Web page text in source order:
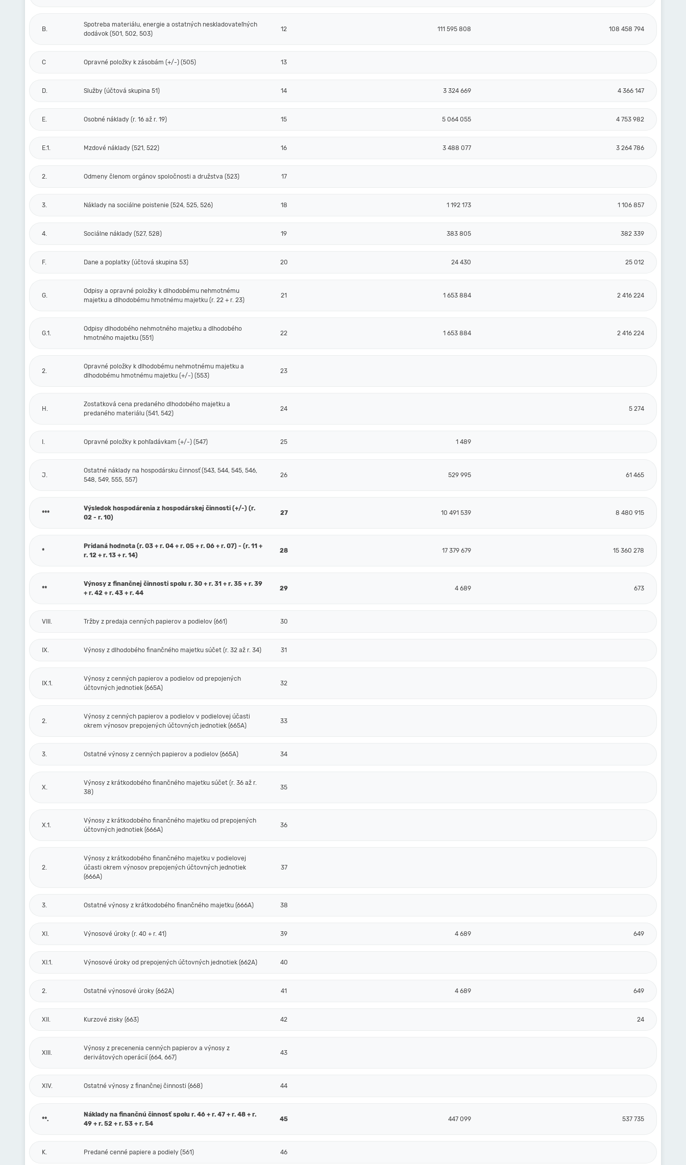
B.
Spotreba materiálu, energie a ostatných neskladovateľných
dodávok (501, 502, 503)
12 111 595 808 108 458 794
C Opravné položky k zásobám (+/-) (505) 13
D. Služby (účtová skupina 51) 14 3 324 669 4 366 147
E. Osobné náklady (r. 16 až r. 19) 15 5 064 055 4 753 982
E.1. Mzdové náklady (521, 522) 16 3 488 077 3 264 786
2. Odmeny členom orgánov spoločnosti a družstva (523) 17
3. Náklady na sociálne poistenie (524, 525, 526) 18 1 192 173 1 106 857
4. Sociálne náklady (527, 528) 19 383 805 382 339
F. Dane a poplatky (účtová skupina 53) 20 24 430 25 012
G.
Odpisy a opravné položky k dlhodobému nehmotnému
majetku a dlhodobému hmotnému majetku (r. 22 + r. 23)
21 1 653 884 2 416 224
G.1.
Odpisy dlhodobého nehmotného majetku a dlhodobého
hmotného majetku (551)
22 1 653 884 2 416 224
2.
Opravné položky k dlhodobému nehmotnému majetku a
dlhodobému hmotnému majetku (+/-) (553)
23
H.
Zostatková cena predaného dlhodobého majetku a
predaného materiálu (541, 542)
24 5 274
I. Opravné položky k pohľadávkam (+/-) (547) 25 1 489
J.
Ostatné náklady na hospodársku činnosť (543, 544, 545, 546,
548, 549, 555, 557)
26 529 995 61 465
***
Výsledok hospodárenia z hospodárskej činnosti (+/-) (r.
02 - r. 10)
27 10 491 539 8 480 915
*
Pridaná hodnota (r. 03 + r. 04 + r. 05 + r. 06 + r. 07) - (r. 11 +
r. 12 + r. 13 + r. 14)
28 17 379 679 15 360 278
**
Výnosy z finančnej činnosti spolu r. 30 + r. 31 + r. 35 + r. 39
+ r. 42 + r. 43 + r. 44
29 4 689 673
VIII. Tržby z predaja cenných papierov a podielov (661) 30
IX. Výnosy z dlhodobého finančného majetku súčet (r. 32 až r. 34) 31
IX.1.
Výnosy z cenných papierov a podielov od prepojených
účtovných jednotiek (665A)
32
2.
Výnosy z cenných papierov a podielov v podielovej účasti
okrem výnosov prepojených účtovných jednotiek (665A)
33
3. Ostatné výnosy z cenných papierov a podielov (665A) 34
X.
Výnosy z krátkodobého finančného majetku súčet (r. 36 až r.
38)
35
X.1.
Výnosy z krátkodobého finančného majetku od prepojených
účtovných jednotiek (666A)
36
2.
Výnosy z krátkodobého finančného majetku v podielovej
účasti okrem výnosov prepojených účtovných jednotiek
(666A)
37
3. Ostatné výnosy z krátkodobého finančného majetku (666A) 38
XI. Výnosové úroky (r. 40 + r. 41) 39 4 689 649
XI.1. Výnosové úroky od prepojených účtovných jednotiek (662A) 40
2. Ostatné výnosové úroky (662A) 41 4 689 649
XII. Kurzové zisky (663) 42 24
XIII.
Výnosy z precenenia cenných papierov a výnosy z
derivátových operácií (664, 667)
43
XIV. Ostatné výnosy z finančnej činnosti (668) 44
**.
Náklady na finančnú činnosť spolu r. 46 + r. 47 + r. 48 + r.
49 + r. 52 + r. 53 + r. 54
45 447 099 537 735
K. Predané cenné papiere a podiely (561) 46